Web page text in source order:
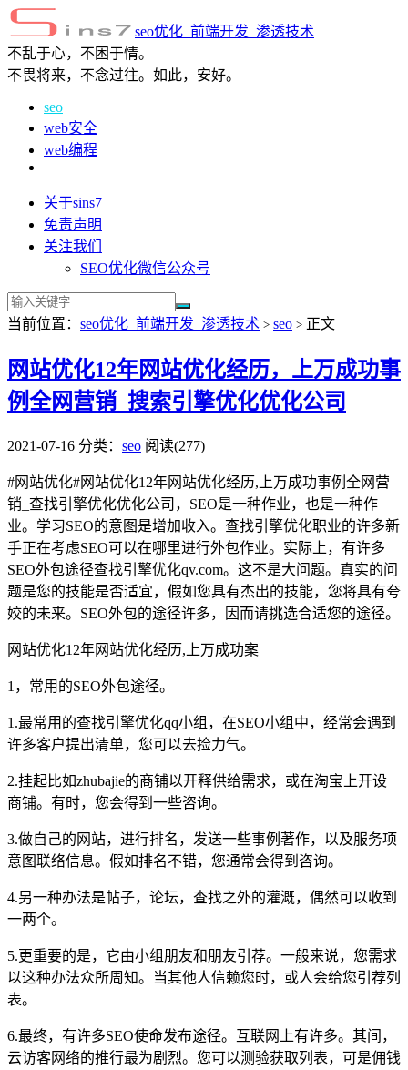
seo优化_前端开发_渗透技术
不乱于心，不困于情。
不畏将来，不念过往。如此，安好。
seo
web安全
web编程
关于sins7
免责声明
关注我们
SEO优化微信公众号
当前位置： seo优化_前端开发_渗透技术 > seo > 正文
网站优化12年网站优化经历，上万成功事
例全网营销_搜索引擎优化优化公司
2021-07-16 分类： seo 阅读(277)
#网站优化#网站优化12年网站优化经历,上万成功事例全网营
销_查找引擎优化优化公司，SEO是一种作业，也是一种作
业。学习SEO的意图是增加收入。查找引擎优化职业的许多新
手正在考虑SEO可以在哪里进行外包作业。实际上，有许多
SEO外包途径查找引擎优化qv.com。这不是大问题。真实的问
题是您的技能是否适宜，假如您具有杰出的技能，您将具有夸
姣的未来。SEO外包的途径许多，因而请挑选合适您的途径。
网站优化12年网站优化经历,上万成功案
1，常用的SEO外包途径。
1.最常用的查找引擎优化qq小组，在SEO小组中，经常会遇到
许多客户提出清单，您可以去捡力气。
2.挂起比如zhubajie的商铺以开释供给需求，或在淘宝上开设
商铺。有时，您会得到一些咨询。
3.做自己的网站，进行排名，发送一些事例著作，以及服务项
意图联络信息。假如排名不错，您通常会得到咨询。
4.另一种办法是帖子，论坛，查找之外的灌溉，偶然可以收到
一两个。
5.更重要的是，它由小组朋友和朋友引荐。一般来说，您需求
以这种办法众所周知。当其他人信赖您时，或人会给您引荐列
表。
6.最终，有许多SEO使命发布途径。互联网上有许多。其间，
云访客网络的推行最为剧烈。您可以测验获取列表，可是佣钱